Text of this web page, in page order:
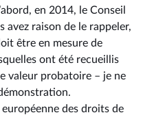
en 2014, le Conseil
raison de le rappeler,
être en mesure de
ont été recueillis
valeur probatoire –⁠ je ne
des droits de